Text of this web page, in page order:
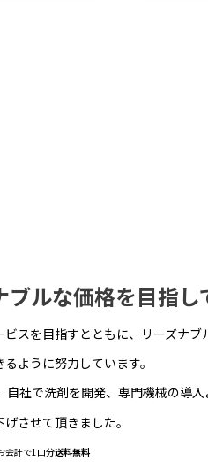
ブルな価格を目指し
スを目指すとともに、リーズナブ
ように努力しています。
自社で洗剤を開発、専門機械の導入
させて頂きました。
会計で1口分送料無料